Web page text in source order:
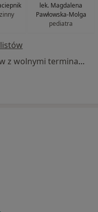
lek. Magdalena
Pawłowska-Molga
pediatra
Brak dostępnych specjalistów z wolnymi terminami w tym centrum medycznym.